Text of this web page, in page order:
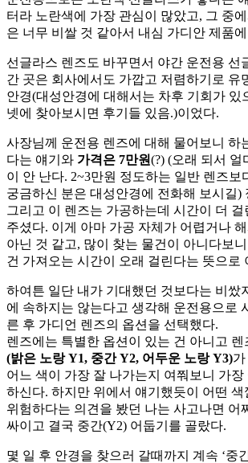
터라 노란색에 가장 관심이 많았고, 그 중
은 너무 비쌀 것 같아서 내심 가디안 제품
선글라스 렌즈도 바꾸면서 야간 운전용 선
간 곳은 회사에서도 가깝고 저렴하기로 유
안경(대성안경에 대해서는 차후 기회가 있
넷에 찾아보시면 후기들 있음.)이었다.
사장님께 운전용 렌즈에 대해 물어보니 하
다는 얘기와 가격은 7만원(?) (오래 되서 얼
이 안 난다. 2~3만원 정도하는 일반 렌즈
궁금하신 분은 대성안경에 전화해 보시길)
그리고 이 렌즈는 가공하는데 시간이 더 걸
주셨다. 이게 아마 가공 자체가 어렵거나
아닌 것 같고, 많이 찾는 물건이 아니다보
건 가져오는 시간이 오래 걸린다는 뜻으로
하여튼 일단 내가 기대했던 것보다는 비쌌
에 속하지는 않는다고 생각해 운전용으로
른 후 가디언 렌즈의 옵션을 선택했다.
렌즈에는 특별한 옵션이 있는 건 아니고 렌
(밝은 노랑 Y1, 중간 Y2, 어두운 노랑 Y3)가
어느 색이 가장 잘 나가는지 여쭤보니 가장
하신다. 하지만 위에서 얘기했듯이 어떤 색
위험하다는 의견을 봤던 나는 사고나면 어
싸이고 결국 중간(Y2) 어둡기를 골랐다.
몇 일 후 안경을 찾으러 갈때까지 계속 ‘중